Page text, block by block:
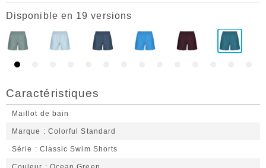
Disponible en 19 versions
Caractéristiques
Maillot de bain
Marque Colorful Standard
Série Classic Swim Shorts